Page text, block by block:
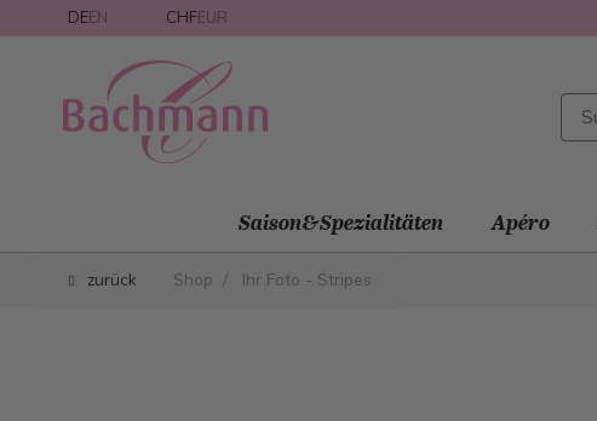
Direkt zum Inhalt
DEEN CHFEUR
Saison&Spezialitäten Apéro
zurück Shop / Ihr Foto - Stripes